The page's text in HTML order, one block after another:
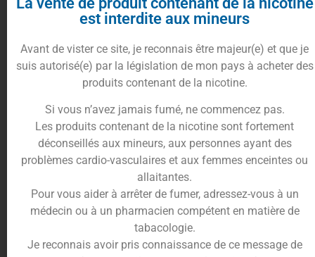
l’accent sur la qualité de ses produits en vous
base d’arômes naturels. Ils sont gerantissans
parabène, sans diacétylet sans ambrox.
Respectez les précautions
est interdite aux mineurs
Avant de vister ce site, je reconnais être majeur(e) et que je
suis autorisé(e) par la législation de mon pays à acheter des
produits contenant de la nicotine.
Si vous n’avez jamais fumé, ne commencez pas.
Les produits contenant de la nicotine sont fortement
déconseillés aux mineurs, aux personnes ayant des
problèmes cardio-vasculaires et aux femmes enceintes ou
allaitantes.
Pour vous aider à arrêter de fumer, adressez-vous à un
médecin ou à un pharmacien compétent en matière de
tabacologie.
Je reconnais avoir pris connaissance de ce message de